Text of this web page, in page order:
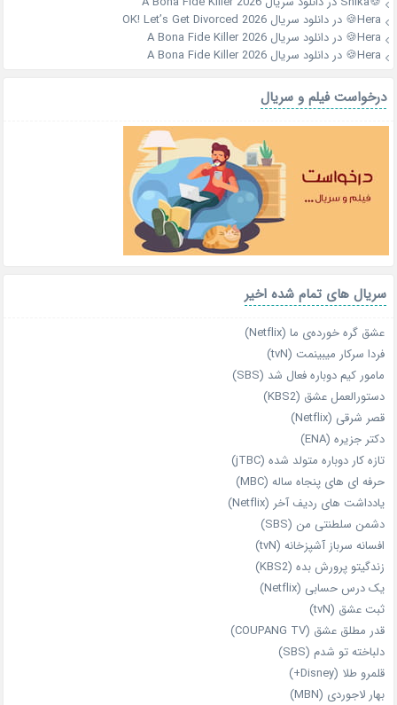
Hera🍪
دردانلود سریال OK! Let’s Get Divorced 2026
Hera🍪
دردانلود سریال A Bona Fide Killer 2026
Hera🍪
دردانلود سریال A Bona Fide Killer 2026
درخواست فیلم و سریال
سریال های تمام شده اخیر
عشق گره خورده‌ی ما (Netflix)
فردا سرکار میبینمت (tvN)
مامور کیم دوباره فعال شد (SBS)
دستورالعمل عشق (KBS2)
قصر شرقی (Netflix)
دکتر جزیره (ENA)
تازه‌ کار دوباره‌ متولد شده (jTBC)
حرفه‌ ای‌ های پنجاه‌ ساله (MBC)
یادداشت‌ های ردیف آخر (Netflix)
دشمن سلطنتی من (SBS)
افسانه سرباز آشپزخانه (tvN)
زندگیتو پرورش بده (KBS2)
یک درس حسابی (Netflix)
ثبت عشق (tvN)
قدر مطلق عشق (COUPANG TV)
دلباخته تو شدم (SBS)
قلمرو طلا (Disney+)
بهار لاجوردی (MBN)